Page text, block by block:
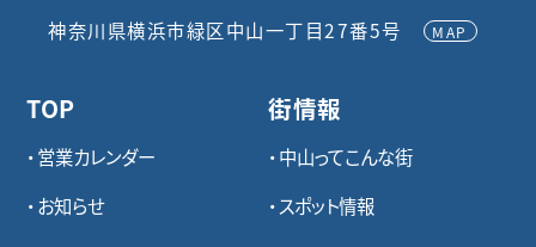
神奈川県横浜市緑区中山一丁目27番5号 MAP
TOP
営業カレンダー
お知らせ
街情報
中山ってこんな街
スポット情報